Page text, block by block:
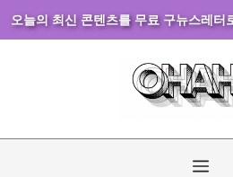
오늘의 최신 콘텐츠를 무료 구뉴스레터
건
메